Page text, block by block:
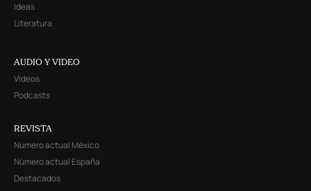
Ideas
Literatura
AUDIO Y VIDEO
Videos
Podcasts
REVISTA
Número actual México
Número actual España
Destacados